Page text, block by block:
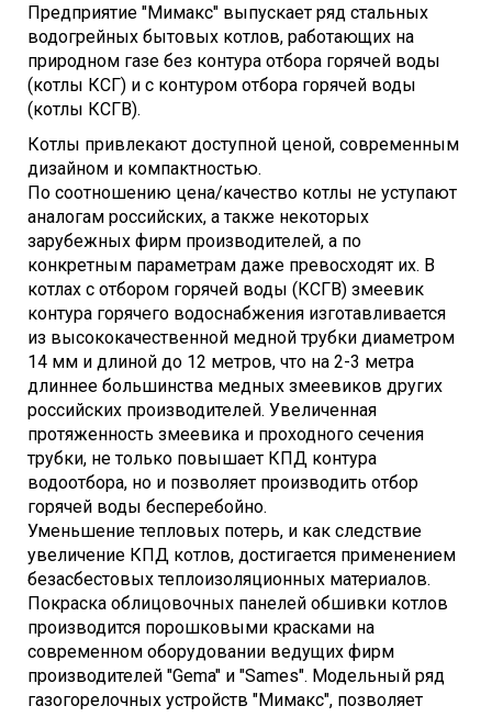
- Диаметр патрубка системы отопления - G 2 дюйма
- Габариты (ВхШхГ) - 1130x490x490 мм
- Вес - 120кг
Предприятие "Мимакс" выпускает ряд стальных
водогрейных бытовых котлов, работающих на
природном газе без контура отбора горячей воды
(котлы КСГ) и с контуром отбора горячей воды
(котлы КСГВ).
Котлы привлекают доступной ценой, современным
дизайном и компактностью.
По соотношению цена/качество котлы не уступают
аналогам российских, а также некоторых
зарубежных фирм производителей, а по
конкретным параметрам даже превосходят их. В
котлах с отбором горячей воды (КСГВ) змеевик
контура горячего водоснабжения изготавливается
из высококачественной медной трубки диаметром
14 мм и длиной до 12 метров, что на 2-3 метра
длиннее большинства медных змеевиков других
российских производителей. Увеличенная
протяженность змеевика и проходного сечения
трубки, не только повышает КПД контура
водоотбора, но и позволяет производить отбор
горячей воды бесперебойно.
Уменьшение тепловых потерь, и как следствие
увеличение КПД котлов, достигается применением
безасбестовых теплоизоляционных материалов.
Покраска облицовочных панелей обшивки котлов
производится порошковыми красками на
современном оборудовании ведущих фирм
производителей "Gema" и "Sames". Модельный ряд
газогорелочных устройств "Мимакс", позволяет